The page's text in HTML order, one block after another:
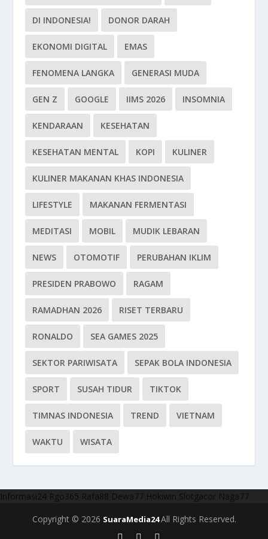
DI INDONESIA! DONOR DARAH
EKONOMI DIGITAL EMAS
FENOMENA LANGKA GENERASI MUDA
GEN Z GOOGLE IIMS 2026 INSOMNIA
KENDARAAN KESEHATAN
KESEHATAN MENTAL KOPI KULINER
KULINER MAKANAN KHAS INDONESIA
LIFESTYLE MAKANAN FERMENTASI
MEDITASI MOBIL MUDIK LEBARAN
NEWS OTOMOTIF PERUBAHAN IKLIM
PRESIDEN PRABOWO RAGAM
RAMADHAN 2026 RISET TERBARU
RONALDO SEA GAMES 2025
SEKTOR PARIWISATA SEPAK BOLA INDONESIA
SPORT SUSAH TIDUR TIKTOK
TIMNAS INDONESIA TREND VIETNAM
WAKTU WISATA
Informasi24 Rgo365 Rafa88 Dewa77 Hokiwin Slotgacor Naga77
Copyright © 2026 SuaraMedia24All Rights Reserved.